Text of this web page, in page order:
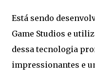
Está sendo
Game Studios e
dessa tecnologia
impressionantes e